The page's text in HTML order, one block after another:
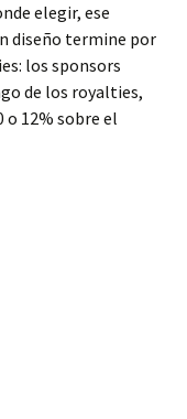
elegir, ese
diseño termine por
los sponsors
de los royalties,
o 12% sobre el